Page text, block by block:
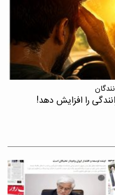
را افزایش دهد!